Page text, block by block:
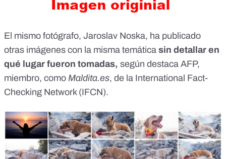
El mismo fotógrafo, Jaroslav Noska, ha publicado
otras imágenes con la misma temática sin detallar en
qué lugar fueron tomadas, según destaca AFP,
miembro, como Maldita.es, de la International Fact-
Checking Network(IFCN).